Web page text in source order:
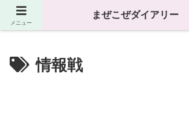
まぜこぜダイアリー
情報戦
メニュー
まぜこぜダイアリー